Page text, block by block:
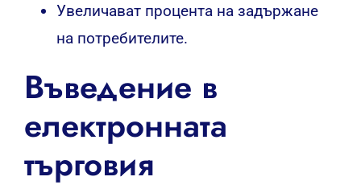
Увеличават процента на задържане
на потребителите.
Въведение в
електронната
търговия